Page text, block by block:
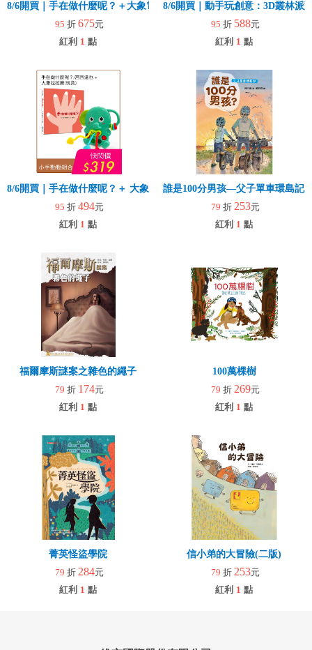
8/6開買｜手在做什麼呢？＋大象電子琴
95 折 675元
紅利 1 點
8/6開買｜動手玩創意：3D叢林派
95 折 588元
紅利 1 點
8/6開買｜手在做什麼呢？＋ 大象拉拉樂(玩具)
95 折 494元
紅利 1 點
誰是100分男孩—父子單車環島記
79 折 253元
紅利 1 點
福爾摩斯謎案之雜色的繩子
79 折 174元
紅利 1 點
100萬棵樹
79 折 269元
紅利 1 點
菁英怪盜學院
79 折 284元
紅利 1 點
信小弟的大冒險(二版)
79 折 253元
紅利 1 點